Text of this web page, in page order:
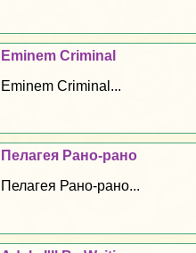
Eminem Criminal
Eminem Criminal...
Пелагея Рано-рано
Пелагея Рано-рано...